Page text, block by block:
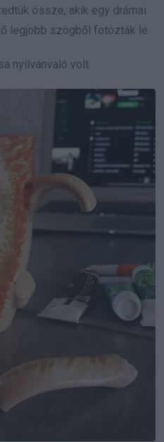
össze, akik egy drámai
legjobb szögből fotózták le.
nyilvánvaló volt